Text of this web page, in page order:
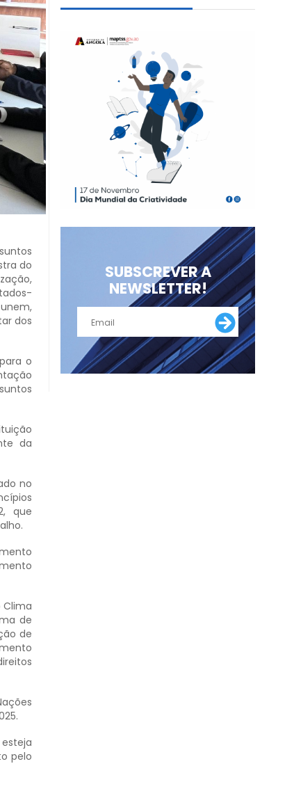
do
dos
o
da
no
que
Clima
de
de
pelo
SUBSCREVER A
NEWSLETTER!